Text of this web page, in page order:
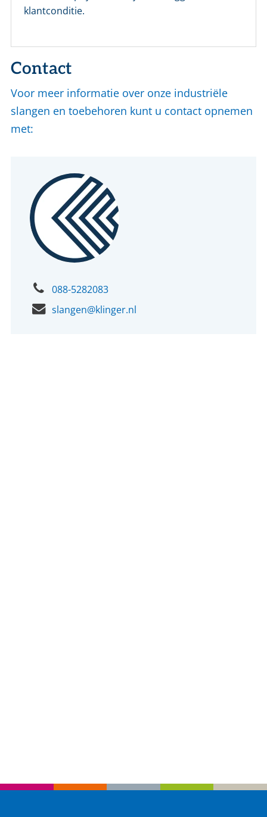
klantconditie.
Contact
Voor meer informatie over onze industriële
slangen en toebehoren kunt u contact opnemen
met:
088-5282083
slangen@klinger.nl
Wachtwoord vergeten?
Login
Nog geen account bij ons?